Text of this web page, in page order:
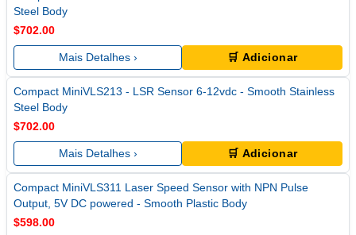
Steel Body
$702.00
Mais Detalhes › 🛒 Adicionar
Compact MiniVLS213 - LSR Sensor 6-12vdc - Smooth Stainless
Steel Body
$702.00
Mais Detalhes › 🛒 Adicionar
Compact MiniVLS311 Laser Speed Sensor with NPN Pulse
Output, 5V DC powered - Smooth Plastic Body
$598.00